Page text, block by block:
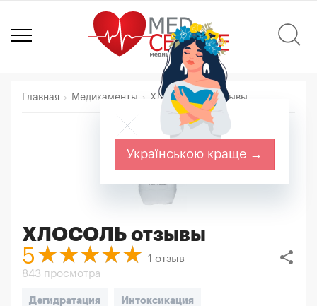
Главная Медикаменты ХЛОСОЛЬ Отзывы
ХЛОСОЛЬ отзывы
share
5 1 отзыв
843 просмотра
Дегидратация Интоксикация
Українською краще →